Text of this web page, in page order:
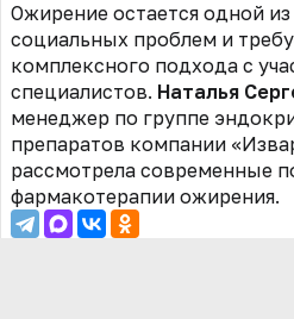
Ожирение остается одной
социальных проблем и
комплексного подхода с
специалистов. Наталья
менеджер по группе
препаратов компании
рассмотрела современные
фармакотерапии ожирения.